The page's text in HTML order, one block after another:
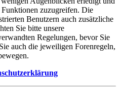
zuzugreifen. Die
Benutzern auch zusätzliche
Sie bitte unsere
Regelungen, bevor Sie
auch die jeweiligen Forenregeln,